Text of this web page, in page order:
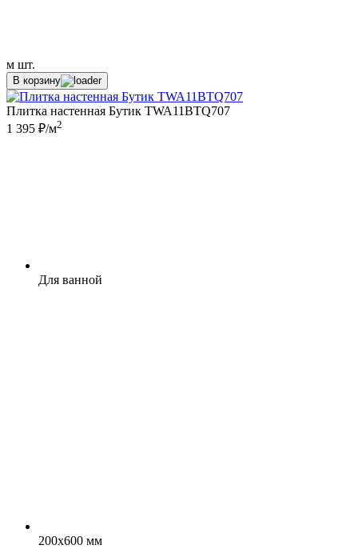
м шт.
В корзину
Плитка настенная Бутик TWA11BTQ707
1 395 ₽/м2
Для ванной
200x600 мм